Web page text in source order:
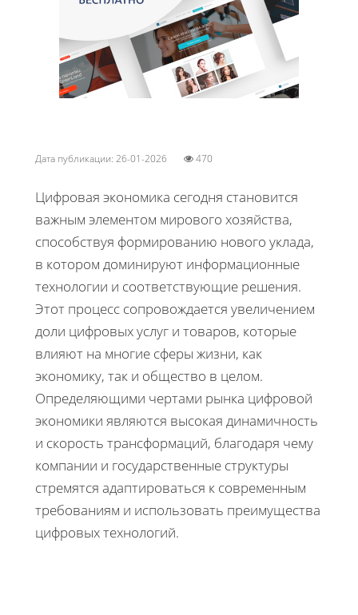
Дата публикации: 26-01-2026 470
Цифровая экономика сегодня становится
важным элементом мирового хозяйства,
способствуя формированию нового уклада,
в котором доминируют информационные
технологии и соответствующие решения.
Этот процесс сопровождается увеличением
доли цифровых услуг и товаров, которые
влияют на многие сферы жизни, как
экономику, так и общество в целом.
Определяющими чертами рынка цифровой
экономики являются высокая динамичность
и скорость трансформаций, благодаря чему
компании и государственные структуры
стремятся адаптироваться к современным
требованиям и использовать преимущества
цифровых технологий.